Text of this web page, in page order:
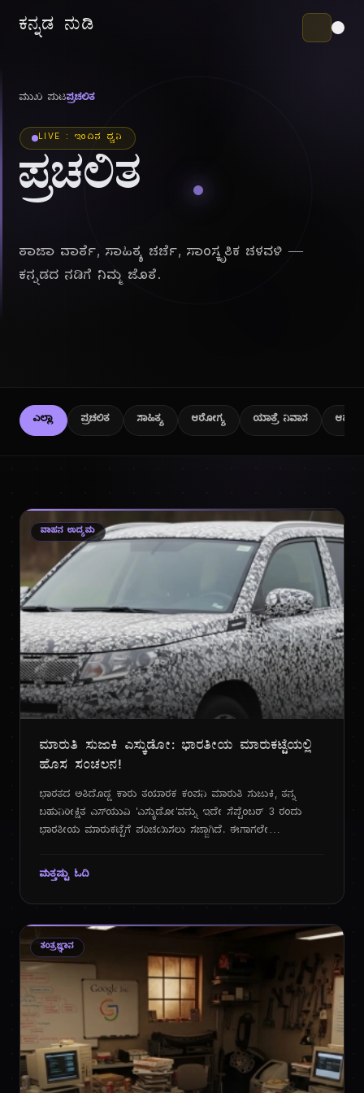
ಕನ್ನಡ ನುಡಿ
ಮುಖ ಪುಟಪ್ರಚಲಿತ
LIVE : ಇಂದಿನ ಧ್ವನಿ
ಪ್ರಚಲಿತ
ತಾಜಾ ವಾರ್ತೆ, ಸಾಹಿತ್ಯ ಚರ್ಚೆ, ಸಾಂಸ್ಕೃತಿಕ ಚಳವಳಿ —
ಕನ್ನಡದ ನಡಿಗೆ ನಿಮ್ಮ ಜೊತೆ.
ಎಲ್ಲಾ ಪ್ರಚಲಿತ ಸಾಹಿತ್ಯ ಆರೋಗ್ಯ ಯಾತ್ರೆ ನಿವಾಸ ಆಹಾರ
ವಾಹನ ಉದ್ಯಮ
ಮಾರುತಿ ಸುಜುಕಿ ಎಸ್ಕುಡೋ: ಭಾರತೀಯ ಮಾರುಕಟ್ಟೆಯಲ್ಲಿ
ಹೊಸ ಸಂಚಲನ!
ಭಾರತದ ಅತಿದೊಡ್ಡ ಕಾರು ತಯಾರಕ ಕಂಪನಿ ಮಾರುತಿ ಸುಜುಕಿ, ತನ್ನ
ಬಹುನಿರೀಕ್ಷಿತ ಎಸ್‌ಯುವಿ 'ಎಸ್ಕುಡೋ'ವನ್ನು ಇದೇ ಸೆಪ್ಟೆಂಬರ್ 3 ರಂದು
ಭಾರತೀಯ ಮಾರುಕಟ್ಟೆಗೆ ಪರಿಚಯಿಸಲು ಸಜ್ಜಾಗಿದೆ. ಈಗಾಗಲೇ
ಕಾರುಗಳಾದ ಬ್ರೆಝಾ ಮತ್ತು ಗ್ರ್ಯಾಂಡ್ ವಿಟಾರಾ ನಡುವಿನ ಸ್ಥಾನವನ್ನು
ತುಂಬಲಿದೆ. ತನ್ನ ವಿಶಿಷ್ಟ ವಿನ್ಯಾಸ, ಅದ್ಭುತ ವೈಶಿಷ್ಟ್ಯಗಳು ಮತ್ತು ಸುಧಾರಿತ
ತಂತ್ರಜ್ಞಾನದೊಂದಿಗೆ, ಎಸ್ಕುಡೋ ಎಸ್‌ಯುವಿ ವಿಭಾಗದಲ್ಲಿ ಹೊಸ ಅಲೆಯನ್ನು
ಸೃಷ್ಟಿಸುವ ಎಲ್ಲಾ ಲಕ್ಷಣಗಳನ್ನು ಹೊಂದಿದೆ.
ಮತ್ತಷ್ಟು ಓದಿ
ತಂತ್ರಜ್ಞಾನ